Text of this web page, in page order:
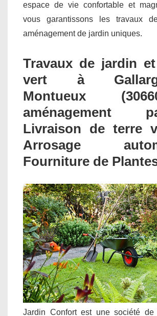
espace de vie confortable et
vous garantissons les travaux
aménagement de jardin uniques.
Travaux de jardin
vert à
Montueux
aménagement
Livraison de terre
Arrosage
Fourniture de
Jardin Confort est une société de